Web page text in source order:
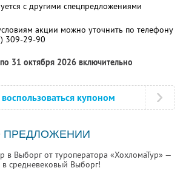
с другими спецпредложениями
акции можно уточнить по телефону
309-29-90
31 октября 2026 включительно
купоном
ПРЕДЛОЖЕНИИ
в Выборг от туроператора «ХохломаТур» —
в средневековый Выборг!